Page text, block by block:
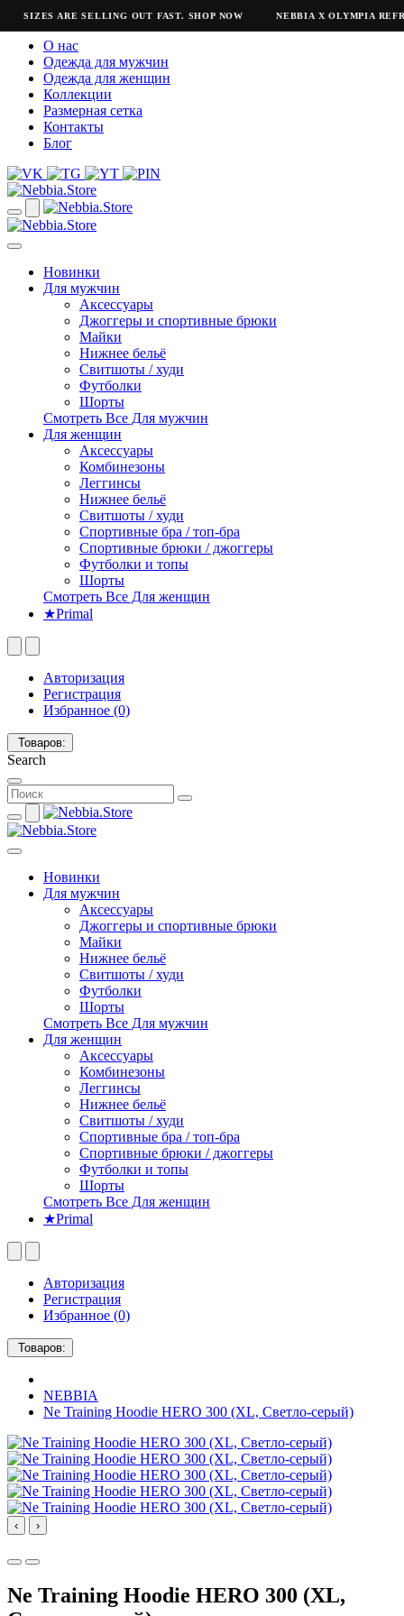
SIZES ARE SELLING OUT FAST. SHOP NOW NEBBIA X OLYMPIA
О нас
Одежда для мужчин
Одежда для женщин
Коллекции
Размерная сетка
Контакты
Блог
Новинки
Для мужчин
Аксессуары
Джоггеры и спортивные брюки
Майки
Нижнее бельё
Свитшоты / худи
Футболки
Шорты
Смотреть Все Для мужчин
Для женщин
Аксессуары
Комбинезоны
Леггинсы
Нижнее бельё
Свитшоты / худи
Спортивные бра / топ-бра
Спортивные брюки / джоггеры
Футболки и топы
Шорты
Смотреть Все Для женщин
★Primal
Авторизация
Регистрация
Избранное (0)
Товаров:
Search
Новинки
Для мужчин
Аксессуары
Джоггеры и спортивные брюки
Майки
Нижнее бельё
Свитшоты / худи
Футболки
Шорты
Смотреть Все Для мужчин
Для женщин
Аксессуары
Комбинезоны
Леггинсы
Нижнее бельё
Свитшоты / худи
Спортивные бра / топ-бра
Спортивные брюки / джоггеры
Футболки и топы
Шорты
Смотреть Все Для женщин
★Primal
Авторизация
Регистрация
Избранное (0)
Товаров:
NEBBIA
Ne Training Hoodie HERO 300 (XL, Светло-серый)
‹ ›
Ne Training Hoodie HERO 300 (XL,